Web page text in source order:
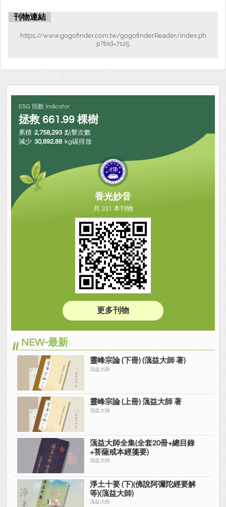
刊物連結
https://www.gogofinder.com.tw/gogofinderReader/index.ph
p?bid=7125
ESG 指數 Indicator
拯救 661.99 棵樹
累積 2,758,293 點擊次數
減少 30,892.88 kg碳排放
香光妙音
共 331 本刊物
更多刊物
NEW-最新
靈峰宗論 (下冊) (蕅益大師 著)
蕅益大師
靈峰宗論 (上冊) 蕅益大師 著
蕅益大師
蕅益大師全集(全套20冊+總目錄
+菩薩戒本經箋要)
蕅益大師
淨土十要 (下)(佛說阿彌陀經要解
等)(蕅益大師)
蕅益大師